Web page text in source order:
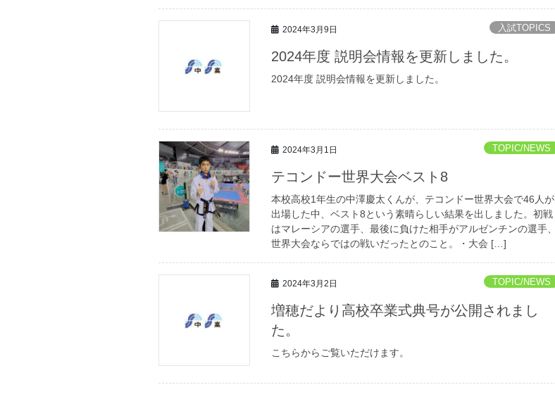
2024年3月9日 入試TOPICS
2024年度 説明会情報を更新しました。
2024年度 説明会情報を更新しました。
2024年3月1日 TOPIC/NEWS
テコンドー世界大会ベスト8
本校高校1年生の中澤慶太くんが、テコンドー世界大会で46人が
出場した中、ベスト8という素晴らしい結果を出しました。初戦
はマレーシアの選手、最後に負けた相手がアルゼンチンの選手、
世界大会ならではの戦いだったとのこと。・大会 […]
2024年3月2日 TOPIC/NEWS
増穂だより高校卒業式典号が公開されまし
た。
こちらからご覧いただけます。